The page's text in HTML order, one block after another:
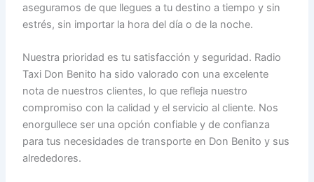
aseguramos de que llegues a tu destino a tiempo y sin
estrés, sin importar la hora del día o de la noche.
Nuestra prioridad es tu satisfacción y seguridad. Radio
Taxi Don Benito ha sido valorado con una excelente
nota de nuestros clientes, lo que refleja nuestro
compromiso con la calidad y el servicio al cliente. Nos
enorgullece ser una opción confiable y de confianza
para tus necesidades de transporte en Don Benito y sus
alrededores.